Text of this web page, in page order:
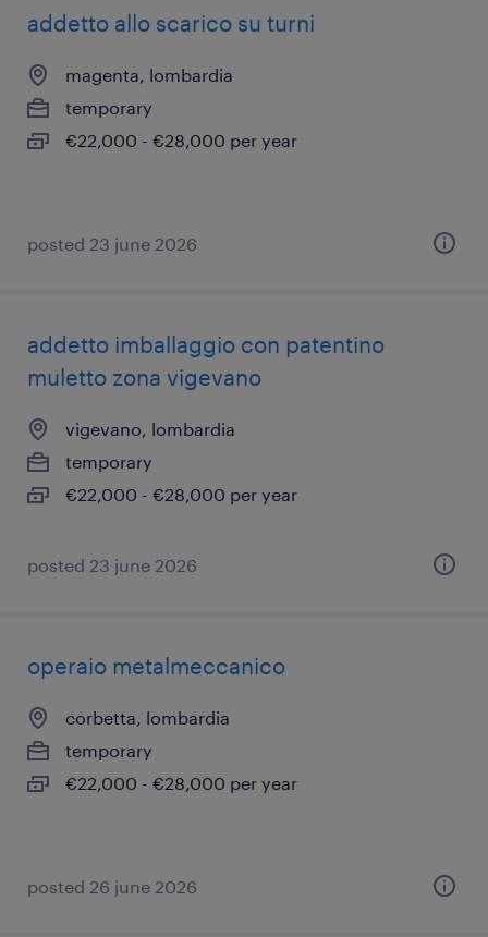
addetto allo scarico su turni
magenta, lombardia
temporary
€22,000 - €28,000 per year
posted 23 june 2026
addetto imballaggio con patentino
muletto zona vigevano
vigevano, lombardia
temporary
€22,000 - €28,000 per year
posted 23 june 2026
operaio metalmeccanico
corbetta, lombardia
temporary
€22,000 - €28,000 per year
posted 26 june 2026